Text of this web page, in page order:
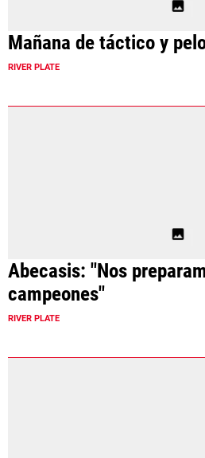
Mañana de táctico y
RIVER PLATE
Abecasis: "Nos
campeones"
RIVER PLATE